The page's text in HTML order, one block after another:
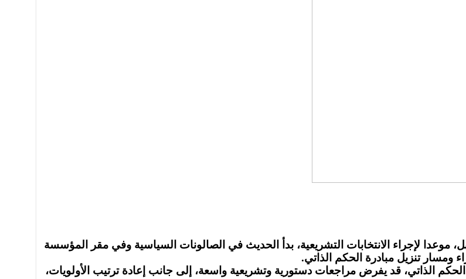
موعدا لإجراء الانتخابات التشريعية، بدأ الحديث في الصالونات السياسية وفي مقر المؤسسة
ومسار تنزيل مبادرة الحكم الذاتي.
الذاتي، قد يفرض مراجعات دستورية وتشريعية واسعة، إلى جانب إعادة ترتيب الأولويات،